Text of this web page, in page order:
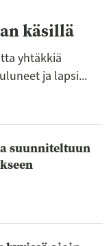
käsillä
yhtäkkiä
ja lapsi...
suunniteltuun